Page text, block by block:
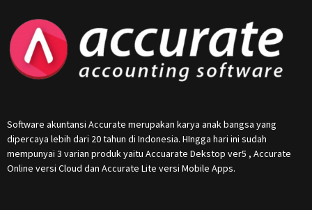
Software akuntansi Accurate merupakan karya anak bangsa yang
dipercaya lebih dari 20 tahun di Indonesia. HIngga hari ini sudah
mempunyai 3 varian produk yaitu Accuarate Dekstop ver5 , Accurate
Online versi Cloud dan Accurate Lite versi Mobile Apps.